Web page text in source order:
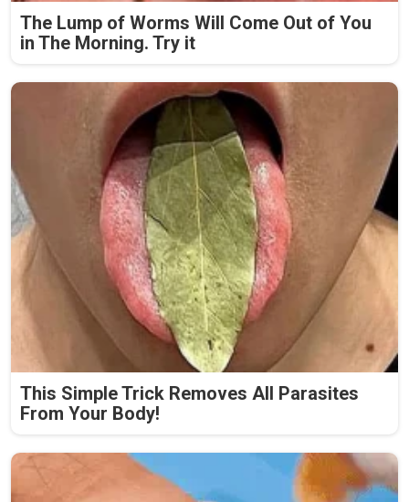
The Lump of Worms Will Come Out of You
in The Morning. Try it
This Simple Trick Removes All Parasites
From Your Body!